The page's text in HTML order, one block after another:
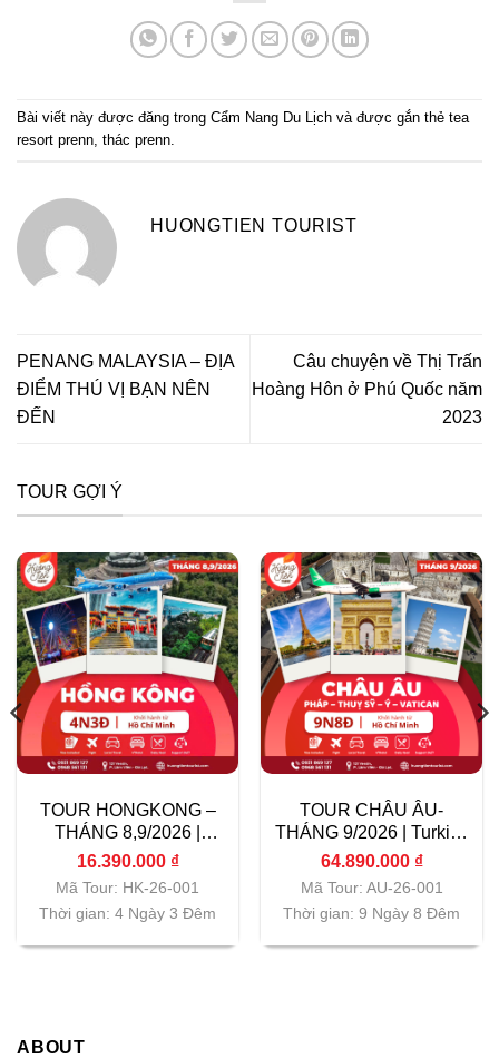
Bài viết này được đăng trong Cẩm Nang Du Lịch và được gắn thẻ tea
resort prenn, thác prenn.
HUONGTIEN TOURIST
PENANG MALAYSIA – ĐỊA
ĐIỂM THÚ VỊ BẠN NÊN
ĐẾN
Câu chuyện về Thị Trấn
Hoàng Hôn ở Phú Quốc năm
2023
TOUR GỢI Ý
TOUR HONGKONG –
THÁNG 8,9/2026 |
Vietnam Airlines|
16.390.000 ₫
Mã Tour: HK-26-001
Thời gian: 4 Ngày 3 Đêm
TOUR CHÂU ÂU-
THÁNG 9/2026 | Turkish
Airlines| TP.HCM
64.890.000 ₫
Mã Tour: AU-26-001
Thời gian: 9 Ngày 8 Đêm
ABOUT